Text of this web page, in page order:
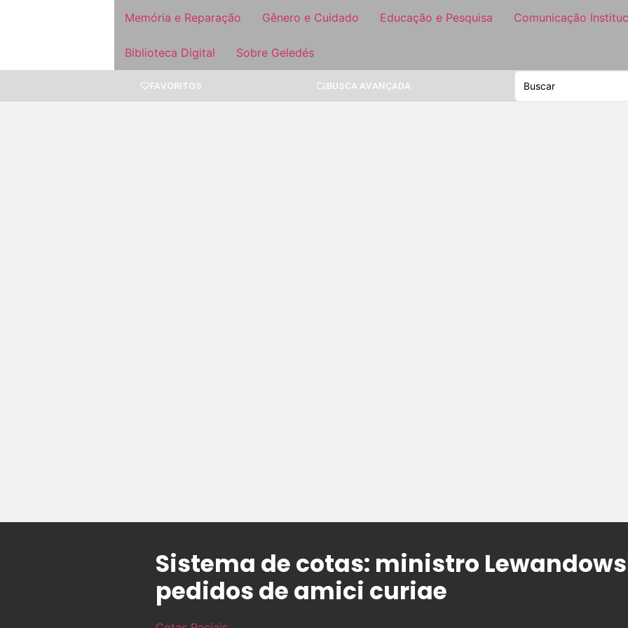
Memória e Reparação Gênero e Cuidado Educação e Pesquisa Comunicação
Biblioteca Digital Sobre Geledés
FAVORITOS BUSCA AVANÇADA
Sistema de cotas: ministro
pedidos de amici curiae